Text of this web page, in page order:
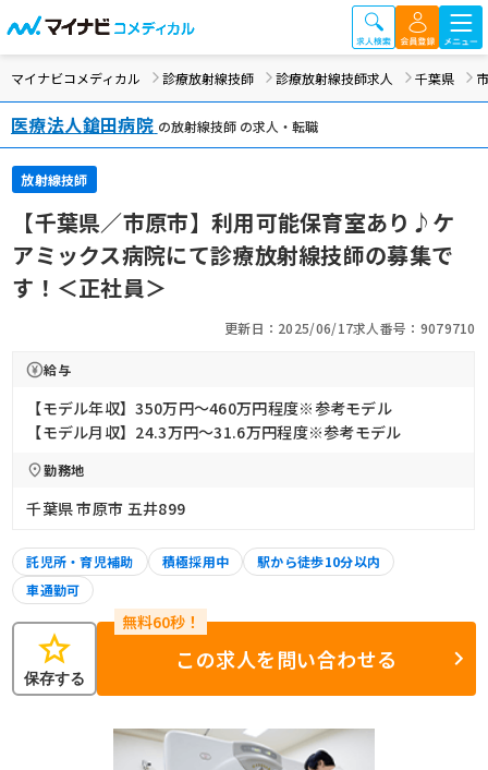
マイナビコメディカル 診療放射線技師 診療放射線技師求人 千葉県
医療法人鎗田病院 の放射線技師 の求人・転職
放射線技師
【千葉県／市原市】利用可能保育室あり♪ケ
アミックス病院にて診療放射線技師の募集で
す！＜正社員＞
更新日：2025/06/17求人番号：9079710
給与
【モデル年収】350万円〜460万円程度※参考モデル
【モデル月収】24.3万円〜31.6万円程度※参考モデル
勤務地
千葉県 市原市 五井899
託児所・育児補助 積極採用中
駅から徒歩10分以内
車通勤可
star
保存する
この求人を問い合わせる